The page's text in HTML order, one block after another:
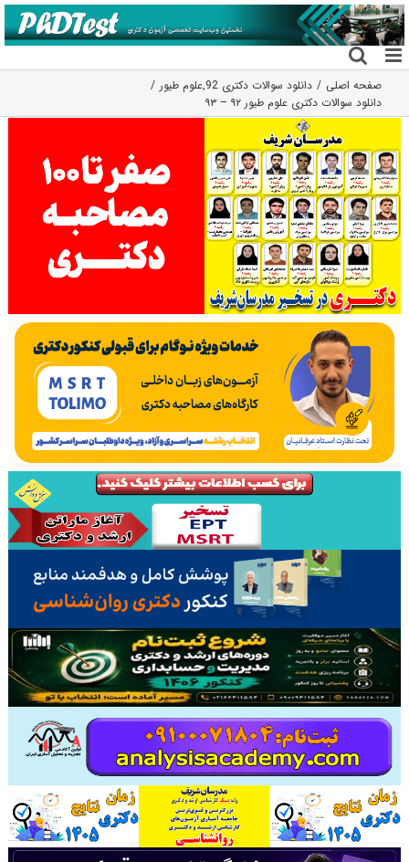
رفتن
به
محتوا
صفحه اصلی دانلود سوالات دکتری 92 ,علوم طیور
دانلود سوالات دکتری علوم طیور ۹۲ – ۹۳